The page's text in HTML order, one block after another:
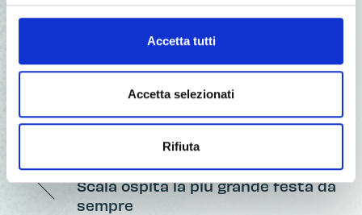
Accetta tutti
Accetta selezionati
Rifiuta
Condividi:
Fiera del Riso 2025: Isola della
Scala ospita la più grande festa da
sempre